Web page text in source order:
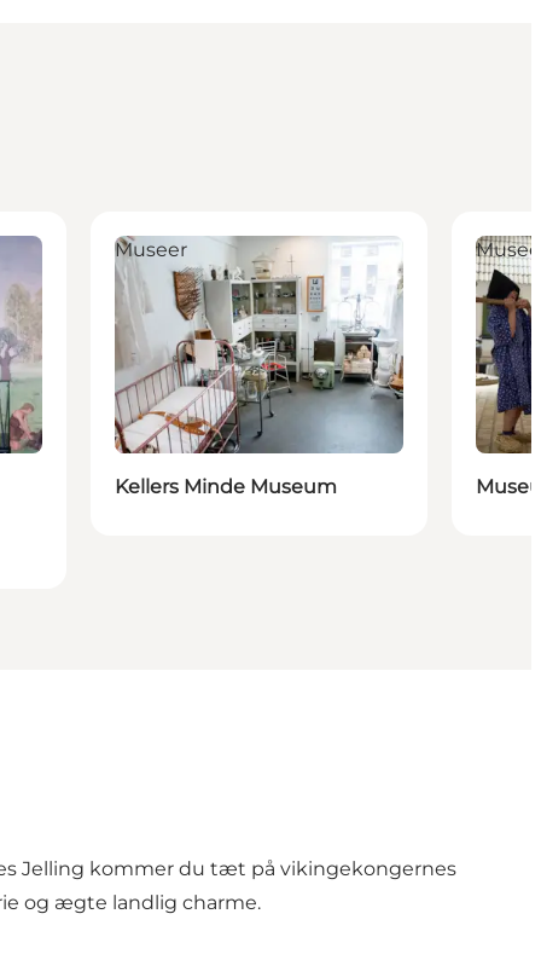
Museer
Kellers Minde Museum
Jelling kommer du tæt på vikingekongernes
og ægte landlig charme.